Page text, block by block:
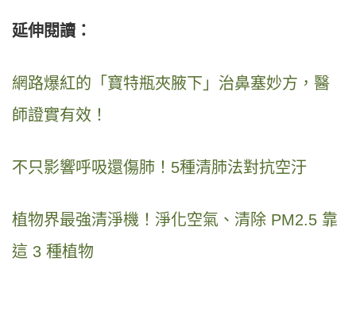
延伸閱讀：
網路爆紅的「寶特瓶夾腋下」治鼻塞妙方，醫
師證實有效！
不只影響呼吸還傷肺！5種清肺法對抗空汙
植物界最強清淨機！淨化空氣、清除 PM2.5 靠
這 3 種植物